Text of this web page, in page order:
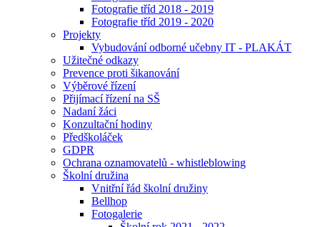
Fotografie tříd 2018 - 2019
Fotografie tříd 2019 - 2020
Projekty
Vybudování odborné učebny IT - PLAKÁT
Užitečné odkazy
Prevence proti šikanování
Výběrové řízení
Přijímací řízení na SŠ
Nadaní žáci
Konzultační hodiny
Předškoláček
GDPR
Ochrana oznamovatelů - whistleblowing
Školní družina
Vnitřní řád školní družiny
Bellhop
Fotogalerie